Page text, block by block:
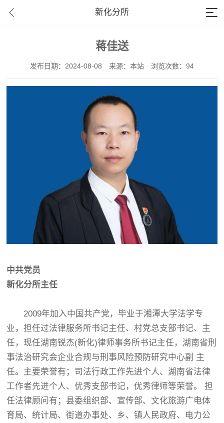
新化分所
蒋佳送
发布日期：2024-08-08 来源：本站 浏览次数：94
中共党员
新化分所主任
2009年加入中国共产党，毕业于湘潭大学法学专
业，担任过法律服务所书记主任、村党总支部书记、主
任，现任湖南锐杰(新化)律师事务所书记主任，湖南省刑
事法治研究会企业合规与刑事风险预防研究中心副 主
任。主要荣誉有；司法行政工作先进个人、湖南省法律
工作者先进个人、优秀支部书记，优秀律师等荣誉。 担
任法律顾问有；县委组织部、宣传部、文化旅游广电体
育局、统计局、街道办事处、乡、镇人民政府、电力公